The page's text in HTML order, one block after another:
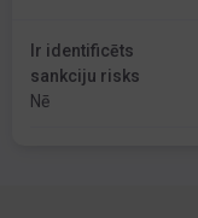
Ir identificēts
sankciju risks
Nē